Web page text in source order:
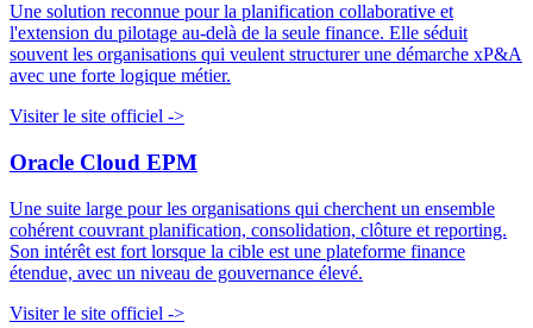
Une solution reconnue pour la planification collaborative et
l'extension du pilotage au-delà de la seule finance. Elle séduit
souvent les organisations qui veulent structurer une démarche xP&A
avec une forte logique métier.
Visiter le site officiel ->
Oracle Cloud EPM
Une suite large pour les organisations qui cherchent un ensemble
cohérent couvrant planification, consolidation, clôture et reporting.
Son intérêt est fort lorsque la cible est une plateforme finance
étendue, avec un niveau de gouvernance élevé.
Visiter le site officiel ->